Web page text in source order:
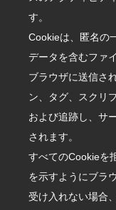
す。
Cookieは、匿名の
データを含むファ
ブラウザに送信さ
ン、タグ、スクリ
および追跡し、サ
されます。
すべてのCookieを
を示すようにブラ
受け入れない場合